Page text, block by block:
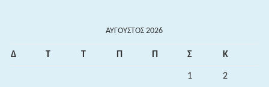
ΑΎΓΟΥΣΤΟΣ 2026
Δ Τ Τ Π Π Σ Κ
1 2